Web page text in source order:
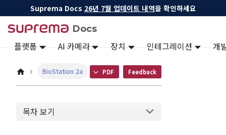
Suprema Docs 26년 7월 업데이트 내역을 확인하세요
Docs
플랫폼 AI 카메라 장치 인테그레이션 개
BioStation 2a PDF Feedback
목차 보기